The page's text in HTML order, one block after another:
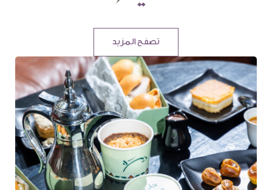
تصفح المزيد